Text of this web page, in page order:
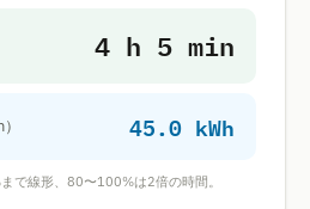
4 h 5 min
45.0 kWh
で線形、80〜100%は2倍の時間。